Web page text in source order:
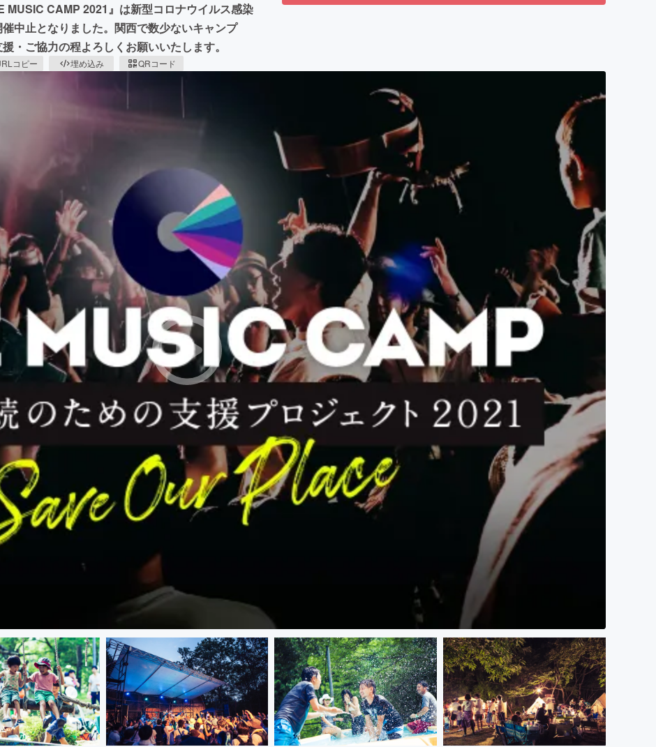
CAMP 2021』は新型コロナウイルス感染
中止となりました。関西で数少ないキャンプ
・ご協力の程よろしくお願いいたします。
コピー 埋め込み QRコード